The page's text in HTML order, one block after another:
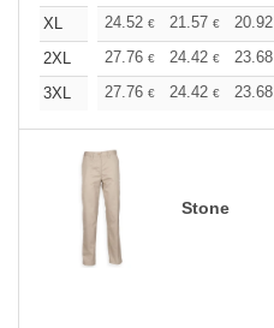
XL
24.52 € 21.57 € 20.92
2XL
27.76 € 24.42 € 23.68
3XL
27.76 € 24.42 € 23.68
Stone